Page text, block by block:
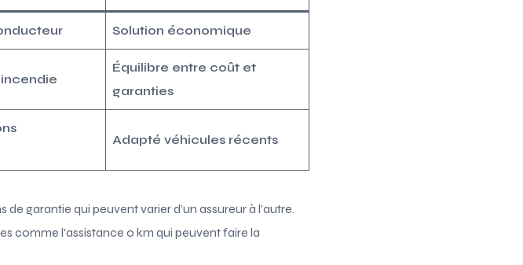
Solution économique
incendie
Équilibre entre coût et
garanties
Adapté véhicules récents
garantie qui peuvent varier d’un assureur à l’autre.
comme l’assistance 0 km qui peuvent faire la